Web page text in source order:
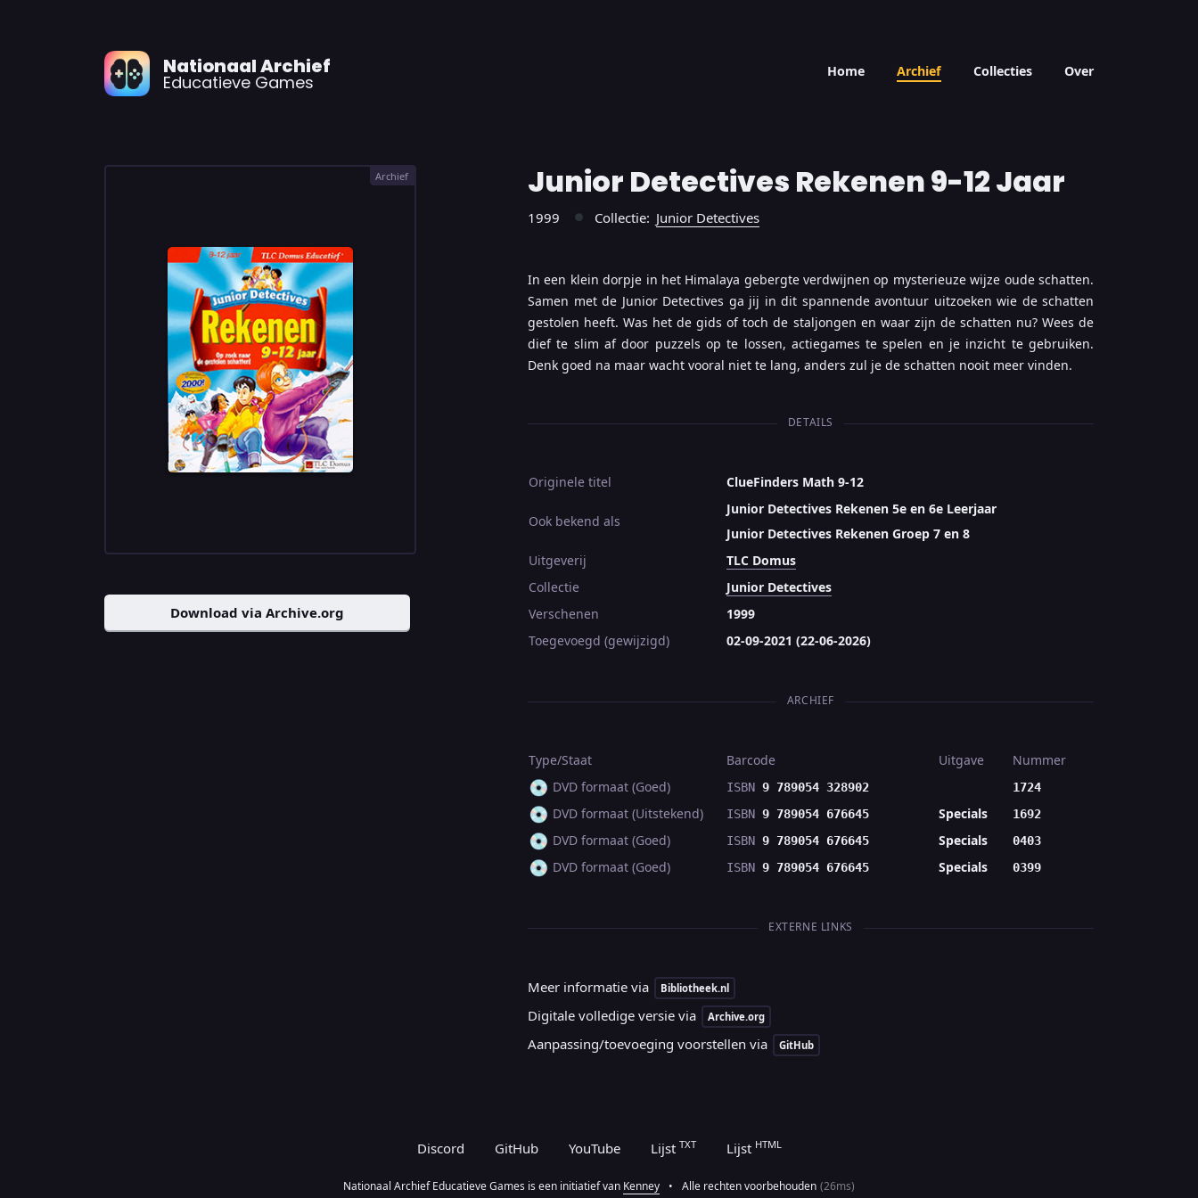
Nationaal Archief
Educatieve Games
Home Archief Collecties Over
Archief
Download via Archive.org
Junior Detectives Rekenen 9-12 Jaar
1999 ● Collectie: Junior Detectives
In een klein dorpje in het Himalaya gebergte verdwijnen op mysterieuze wijze oude schatten.
Samen met de Junior Detectives ga jij in dit spannende avontuur uitzoeken wie de schatten
gestolen heeft. Was het de gids of toch de staljongen en waar zijn de schatten nu? Wees de
dief te slim af door puzzels op te lossen, actiegames te spelen en je inzicht te gebruiken.
Denk goed na maar wacht vooral niet te lang, anders zul je de schatten nooit meer vinden.
DETAILS
Originele titel ClueFinders Math 9-12
Ook bekend als
Junior Detectives Rekenen 5e en 6e Leerjaar
Junior Detectives Rekenen Groep 7 en 8
Uitgeverij
TLC Domus
Collectie
Junior Detectives
Verschenen
1999
Toegevoegd (gewijzigd)
02-09-2021 (22-06-2026)
ARCHIEF
Type/Staat Barcode Uitgave Nummer
💿 DVD formaat (Goed) ISBN 9 789054 328902 1724
💿 DVD formaat (Uitstekend) ISBN 9 789054 676645 Specials 1692
💿 DVD formaat (Goed) ISBN 9 789054 676645 Specials 0403
💿 DVD formaat (Goed) ISBN 9 789054 676645 Specials 0399
EXTERNE LINKS
Meer informatie via Bibliotheek.nl
Digitale volledige versie via Archive.org
Aanpassing/toevoeging voorstellen via GitHub
Discord GitHub YouTube Lijst TXT Lijst HTML
Nationaal Archief Educatieve Games is een initiatief van Kenney • Alle rechten voorbehouden (26ms)